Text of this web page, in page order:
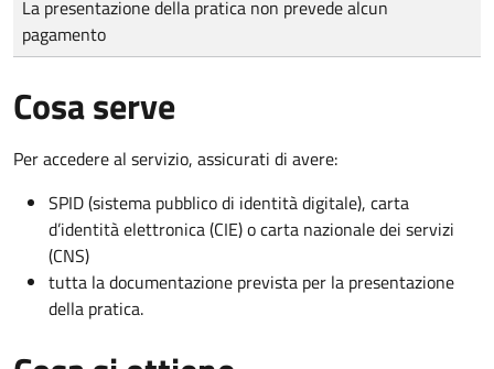
La presentazione della pratica non prevede alcun
pagamento
Cosa serve
Per accedere al servizio, assicurati di avere:
SPID (sistema pubblico di identità digitale), carta
d’identità elettronica (CIE) o carta nazionale dei servizi
(CNS)
tutta la documentazione prevista per la presentazione
della pratica.